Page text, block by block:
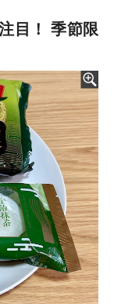
目！ 季節限